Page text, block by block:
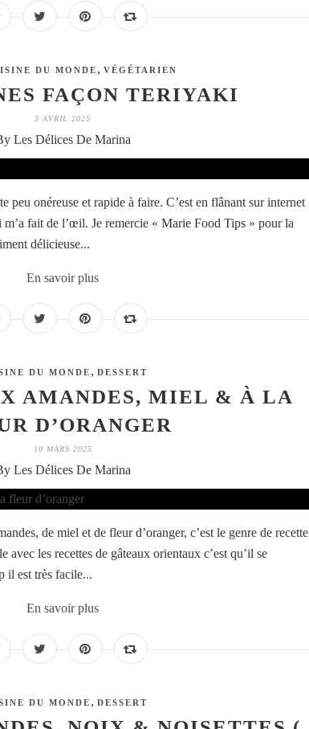
DU MONDE , VÉGÉTARIEN
FAÇON TERIYAKI
3 AVRIL 2025
Les Délices De Marina
peu onéreuse et rapide à faire. C’est en flânant sur internet
m’a fait de l’œil. Je remercie « Marie Food Tips » pour la
délicieuse...
En savoir plus
DU MONDE , DESSERT
AMANDES, MIEL & À LA
D’ORANGER
10 MARS 2025
Les Délices De Marina
de miel et de fleur d’oranger, c’est le genre de recette
avec les recettes de gâteaux orientaux c’est qu’il se
il est très facile...
En savoir plus
DU MONDE , DESSERT